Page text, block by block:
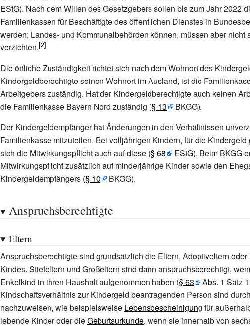
EStG). Nach dem Willen des Gesetzgebers sollen bis zum Jahr 2022
Familienkassen für Beschäftigte des öffentlichen Dienstes in
werden; Landes- und Kommunalbehörden können, müssen aber nicht
verzichten.
Die örtliche Zuständigkeit richtet sich nach dem Wohnort des
Kindergeldberechtigte seinen Wohnort im Ausland, ist die
Arbeitgebers zuständig. Hat der Kindergeldberechtigte auch keinen
die Familienkasse Bayern Nord zuständig (§ 13
BKGG).
Der Kindergeldempfänger hat Änderungen in den Verhältnissen
Familienkasse mitzuteilen. Bei volljährigen Kindern, für die Kindergeld
sich die Mitwirkungspflicht auch auf diese (§ 68
EStG). Beim BKGG
Mitwirkungspflicht zusätzlich auf minderjährige Kinder sowie den
Kindergeldempfängers (§ 10 BKGG).
Anspruchsberechtigte
Eltern
Anspruchsberechtigte sind grundsätzlich die Eltern, Adoptiveltern
Kindes. Stiefeltern und Großeltern sind dann anspruchsberechtigt,
Enkelkind in ihren Haushalt aufgenommen haben (§ 63
Abs. 1 Satz
Kindschaftsverhältnis zur Kindergeld beantragenden Person sind
nachzuweisen, wie beispielsweise Lebensbescheinigung für
lebende Kinder oder dieGeburtsurkunde, wenn sie innerhalb von